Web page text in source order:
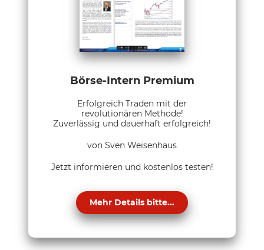
Börse-Intern Premium
Erfolgreich Traden mit der
revolutionären Methode!
Zuverlässig und dauerhaft erfolgreich!
von Sven Weisenhaus
Jetzt informieren und kostenlos testen!
Mehr Details bitte...